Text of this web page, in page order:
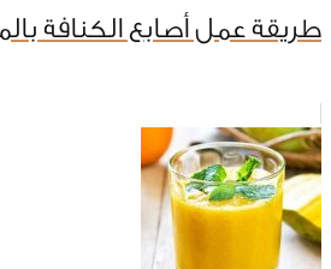
طريقة عمل أصابع الكنافة